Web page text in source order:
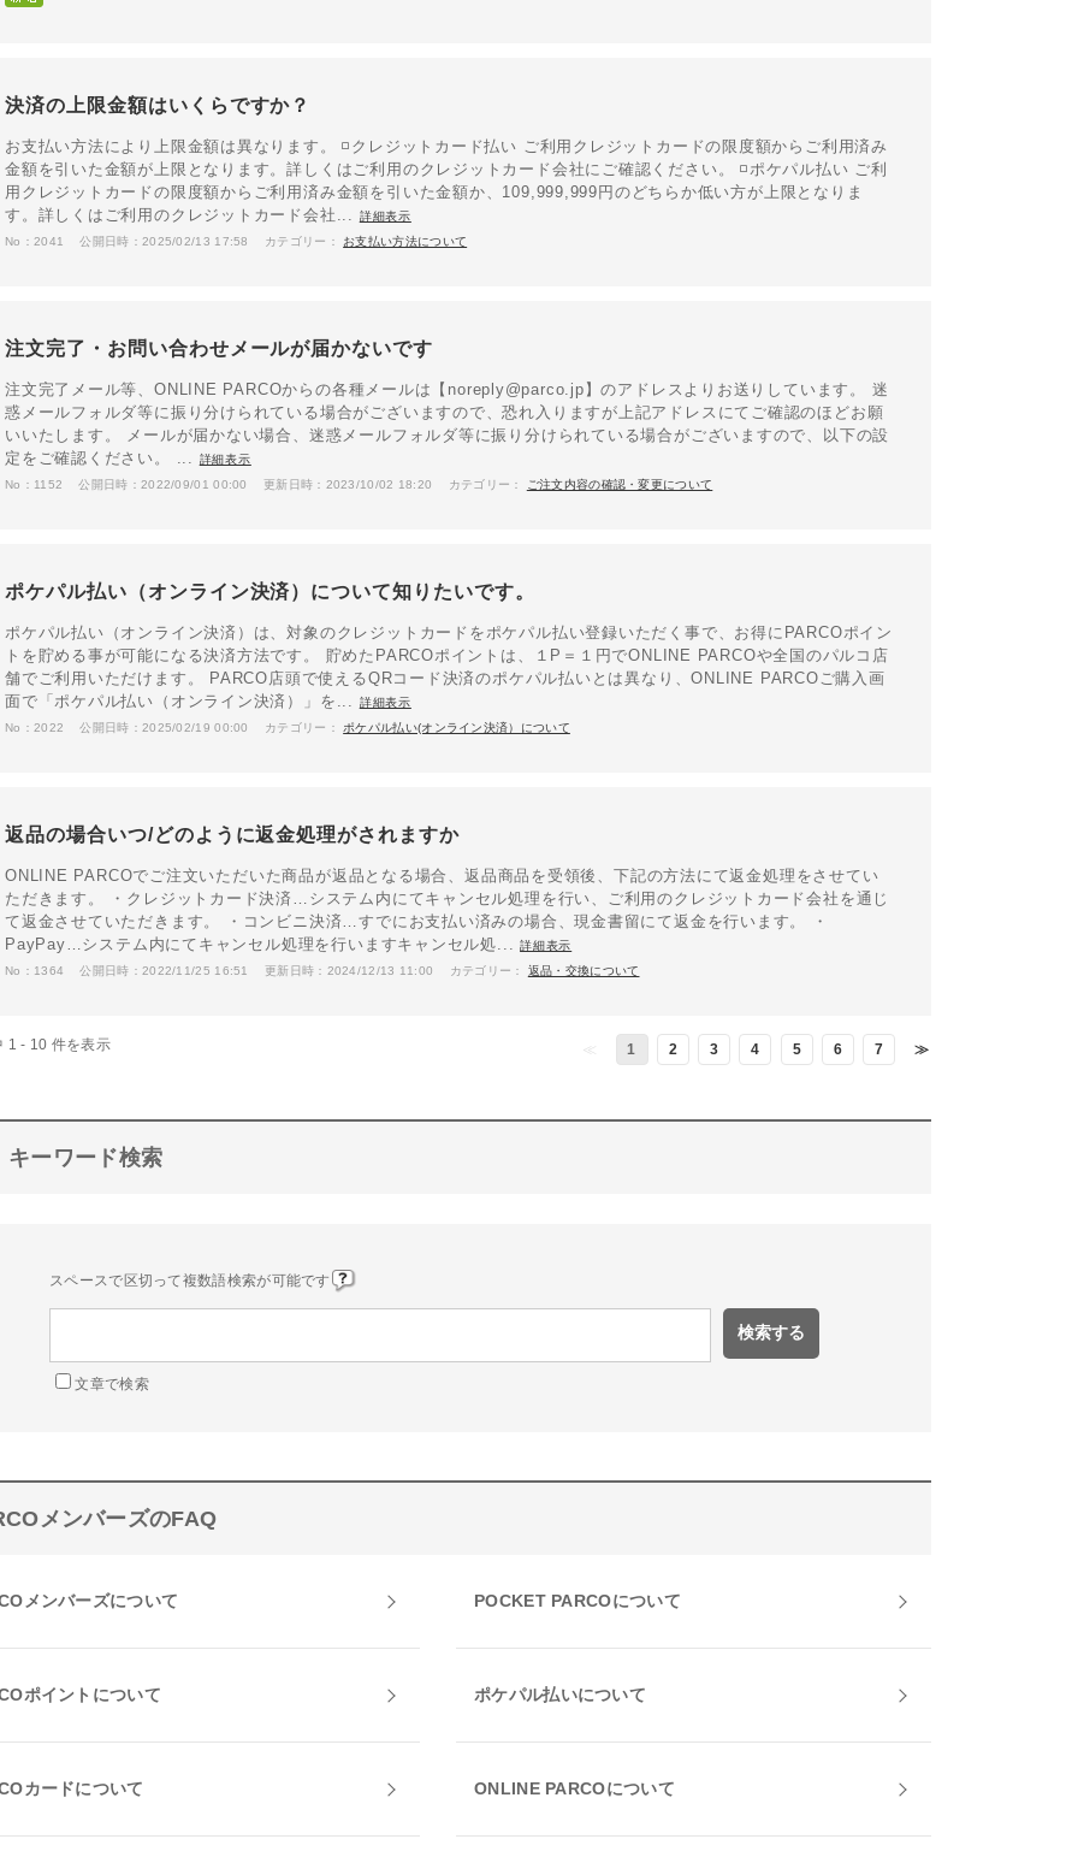
決済の上限金額はいくらですか？
お支払い方法により上限金額は異なります。 ◽️クレジットカード払い ご利用クレジットカードの限度額からご利用済み
金額を引いた金額が上限となります。詳しくはご利用のクレジットカード会社にご確認ください。 ◽️ポケパル払い ご利
用クレジットカードの限度額からご利用済み金額を引いた金額か、109,999,999円のどちらか低い方が上限となりま
す。詳しくはご利用のクレジットカード会社...
詳細表示
No：2041
公開日時：2025/02/13 17:58 カテゴリー： お支払い方法について
注文完了・お問い合わせメールが届かないです
注文完了メール等、ONLINE PARCOからの各種メールは【noreply@parco.jp】のアドレスよりお送りしています。 迷
惑メールフォルダ等に振り分けられている場合がございますので、恐れ入りますが上記アドレスにてご確認のほどお願
いいたします。 メールが届かない場合、迷惑メールフォルダ等に振り分けられている場合がございますので、以下の設
定をご確認ください。 ...
詳細表示
No：1152
公開日時：2022/09/01 00:00 更新日時：2023/10/02 18:20 カテゴリー： ご注文内容の確認・変更について
ポケパル払い（オンライン決済）について知りたいです。
ポケパル払い（オンライン決済）は、対象のクレジットカードをポケパル払い登録いただく事で、お得にPARCOポイン
トを貯める事が可能になる決済方法です。 貯めたPARCOポイントは、１P＝１円でONLINE PARCOや全国のパルコ店
舗でご利用いただけます。 PARCO店頭で使えるQRコード決済のポケパル払いとは異なり、ONLINE PARCOご購入画
面で「ポケパル払い（オンライン決済）」を...
詳細表示
No：2022
公開日時：2025/02/19 00:00 カテゴリー： ポケパル払い(オンライン決済）について
返品の場合いつ/どのように返金処理がされますか
ONLINE PARCOでご注文いただいた商品が返品となる場合、返品商品を受領後、下記の方法にて返金処理をさせてい
ただきます。 ・クレジットカード決済…システム内にてキャンセル処理を行い、ご利用のクレジットカード会社を通じ
て返金させていただきます。 ・コンビニ決済…すでにお支払い済みの場合、現金書留にて返金を行います。 ・
PayPay…システム内にてキャンセル処理を行いますキャンセル処...詳細表示
No：1364
公開日時：2022/11/25 16:51 更新日時：2024/12/13 11:00 カテゴリー： 返品・交換について
1 - 10 件を表示 ≪ 1 2 3 4 5 6 7 ≫
キーワード検索
スペースで区切って複数語検索が可能です
文章で検索
メンバーズのFAQ
メンバーズについて POCKET PARCOについて
ポイントについて ポケパル払いについて
カードについて ONLINE PARCOについて